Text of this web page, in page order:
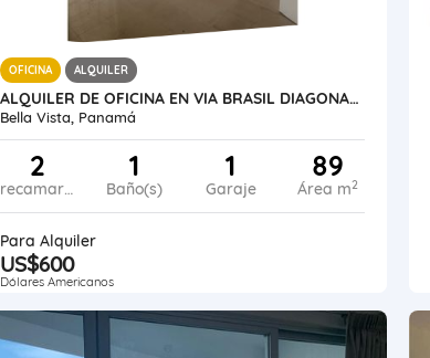
OFICINA ALQUILER
ALQUILER DE OFICINA EN VIA BRASIL DIAGONAL AL PRICESMART
Bella Vista, Panamá
2
recamaras
1
Baño(s)
1
Garaje
89
Área m2
Para Alquiler
US$600
Dólares Americanos